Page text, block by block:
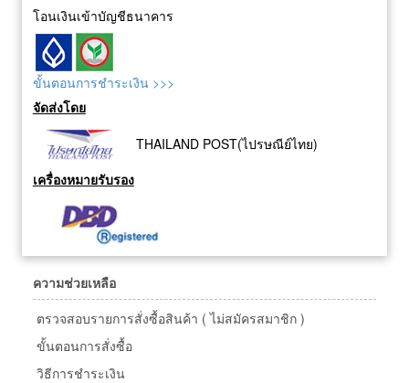
โอนเงินเข้าบัญชีธนาคาร
ขั้นตอนการชำระเงิน >>>
จัดส่งโดย
THAILAND POST(ไปรษณีย์ไทย)
เครื่องหมายรับรอง
ความช่วยเหลือ
ตรวจสอบรายการสั่งซื้อสินค้า ( ไม่สมัครสมาชิก )
ขั้นตอนการสั่งซื้อ
วิธีการชำระเงิน